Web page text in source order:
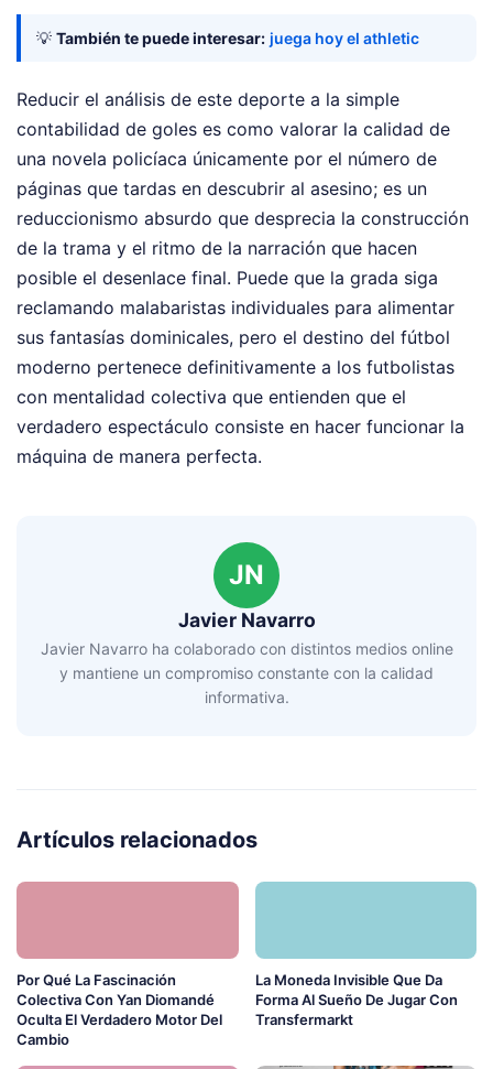
💡 También te puede interesar: juega hoy el athletic
Reducir el análisis de este deporte a la simple
contabilidad de goles es como valorar la calidad de
una novela policíaca únicamente por el número de
páginas que tardas en descubrir al asesino; es un
reduccionismo absurdo que desprecia la construcción
de la trama y el ritmo de la narración que hacen
posible el desenlace final. Puede que la grada siga
reclamando malabaristas individuales para alimentar
sus fantasías dominicales, pero el destino del fútbol
moderno pertenece definitivamente a los futbolistas
con mentalidad colectiva que entienden que el
verdadero espectáculo consiste en hacer funcionar la
máquina de manera perfecta.
JN
Javier Navarro
Javier Navarro ha colaborado con distintos medios online
y mantiene un compromiso constante con la calidad
informativa.
Artículos relacionados
Por Qué La Fascinación
Colectiva Con Yan Diomandé
Oculta El Verdadero Motor Del
Cambio
La Moneda Invisible Que Da
Forma Al Sueño De Jugar Con
Transfermarkt